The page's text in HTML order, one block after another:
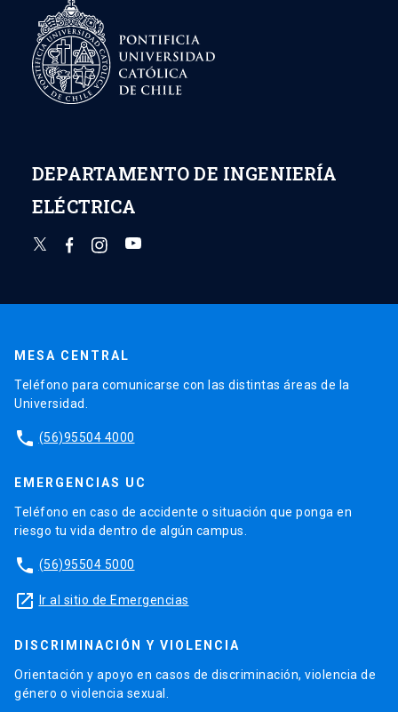
DEPARTAMENTO DE INGENIERÍA
ELÉCTRICA
MESA CENTRAL
Teléfono para comunicarse con las distintas áreas de la
Universidad.
phone (56)95504 4000
EMERGENCIAS UC
Teléfono en caso de accidente o situación que ponga en
riesgo tu vida dentro de algún campus.
phone (56)95504 5000
launch Ir al sitio de Emergencias
DISCRIMINACIÓN Y VIOLENCIA
Orientación y apoyo en casos de discriminación, violencia de
género o violencia sexual.